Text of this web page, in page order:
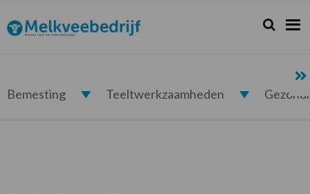
de
hoofdnavigatie
de
hoofd
de
eerste
de
voettekst
Melkveebedrijf.nl Zoeken...
Zoek
Bemesting Teeltwerkzaamheden